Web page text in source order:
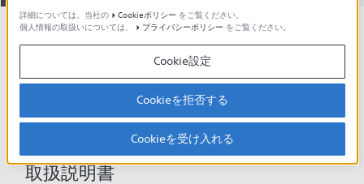
ダウンロード
現在、本ページで提供されているアップデート情報はありませ
取扱説明書
詳細については、当社の
Cookieポリシー をご覧ください。
個人情報の取扱いについては、
プライバシーポリシー をご覧ください。
Cookie設定
Cookieを拒否する
Cookieを受け入れる